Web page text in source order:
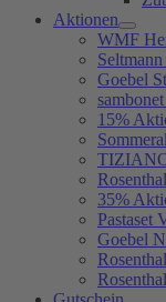
Aktionen
WMF
Goebel
15%
35%
Pastaset
Goebel